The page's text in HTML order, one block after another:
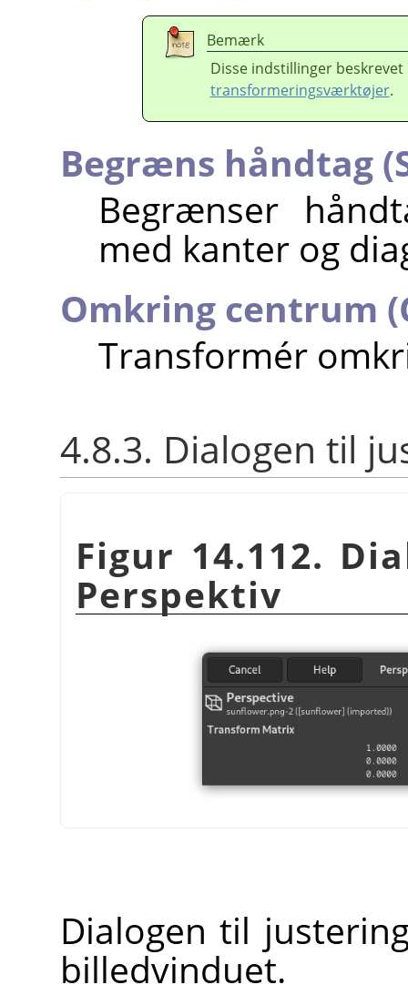
Bemærk
Disse indstillinger
transformeringsværktøjer.
Begræns håndtag
Begrænser
med kanter og
Omkring centrum
Transformér
4.8.3. Dialogen til
Figur 14.112.
Perspektiv
Dialogen til
billedvinduet.